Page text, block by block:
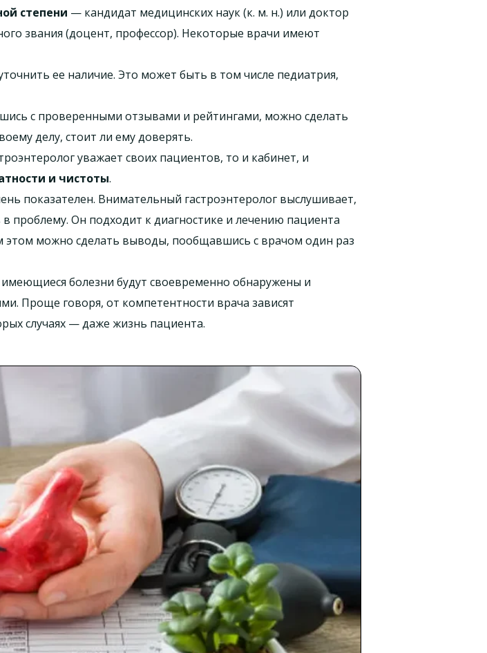
степени — кандидат медицинских наук (к. м. н.) или доктор
звания (доцент, профессор). Некоторые врачи имеют
ее наличие. Это может быть в том числе педиатрия,
с проверенными отзывами и рейтингами, можно сделать
делу, стоит ли ему доверять.
уважает своих пациентов, то и кабинет, и
и чистоты.
показателен. Внимательный гастроэнтеролог выслушивает,
проблему. Он подходит к диагностике и лечению пациента
этом можно сделать выводы, пообщавшись с врачом один раз
болезни будут своевременно обнаружены и
Проще говоря, от компетентности врача зависят
случаях — даже жизнь пациента.​